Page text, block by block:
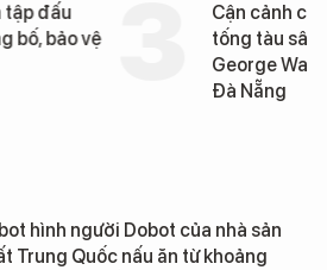
vệ
Cận cảnh chiến hạm
tống tàu sân bay USS
George Washington
Đà Nẵng
hình người Dobot của nhà sản
Trung Quốc nấu ăn từ khoảng